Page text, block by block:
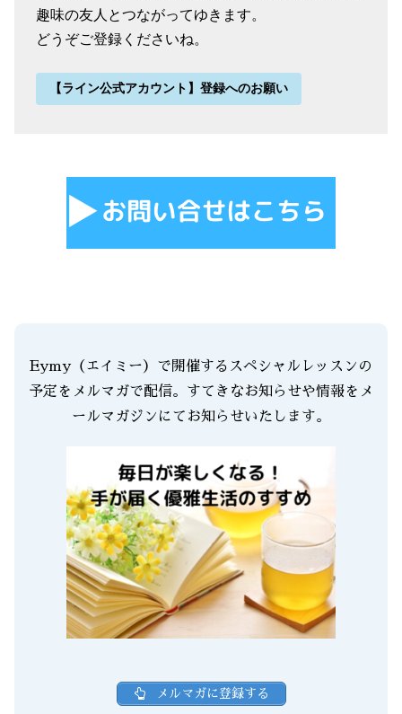
趣味の友人とつながってゆきます。
どうぞご登録くださいね。
【ライン公式アカウント】登録へのお願い
Eymy（エイミー）で開催するスペシャルレッスンの
予定をメルマガで配信。すてきなお知らせや情報をメ
ールマガジンにてお知らせいたします。
メルマガに登録する